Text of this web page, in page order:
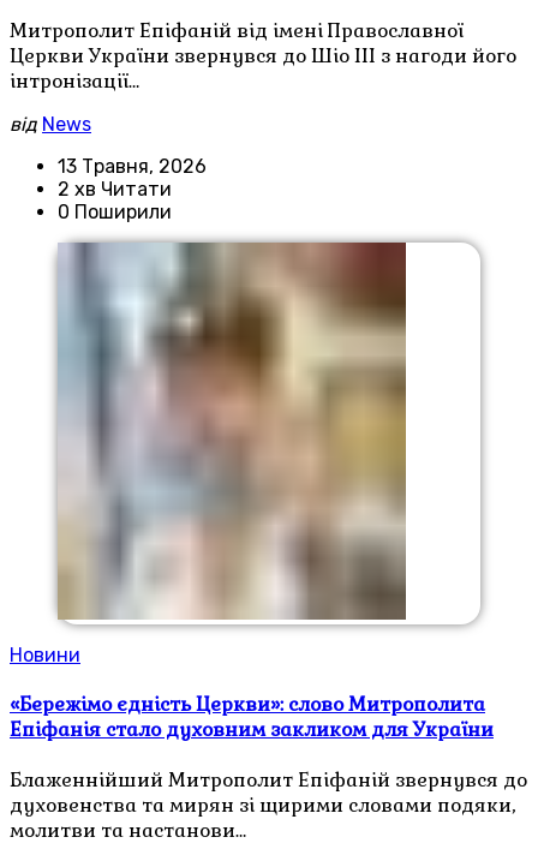
Митрополит Епіфаній від імені Православної
Церкви України звернувся до Шіо III з нагоди його
інтронізації…
від News
13 Травня, 2026
2 хв Читати
0 Поширили
Новини
«Бережімо єдність Церкви»: слово Митрополита
Епіфанія стало духовним закликом для України
Блаженнійший Митрополит Епіфаній звернувся до
духовенства та мирян зі щирими словами подяки,
молитви та настанови…